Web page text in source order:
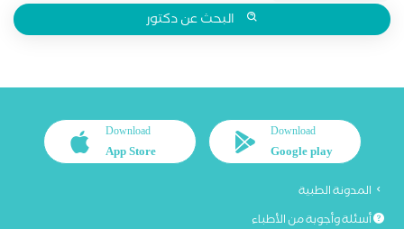
البحث عن دكتور
Download
Google play
Download
App Store
المدونة الطبية
أسئلة وأجوبة من الأطباء